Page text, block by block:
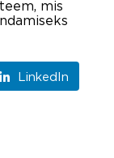
mis
LinkedIn